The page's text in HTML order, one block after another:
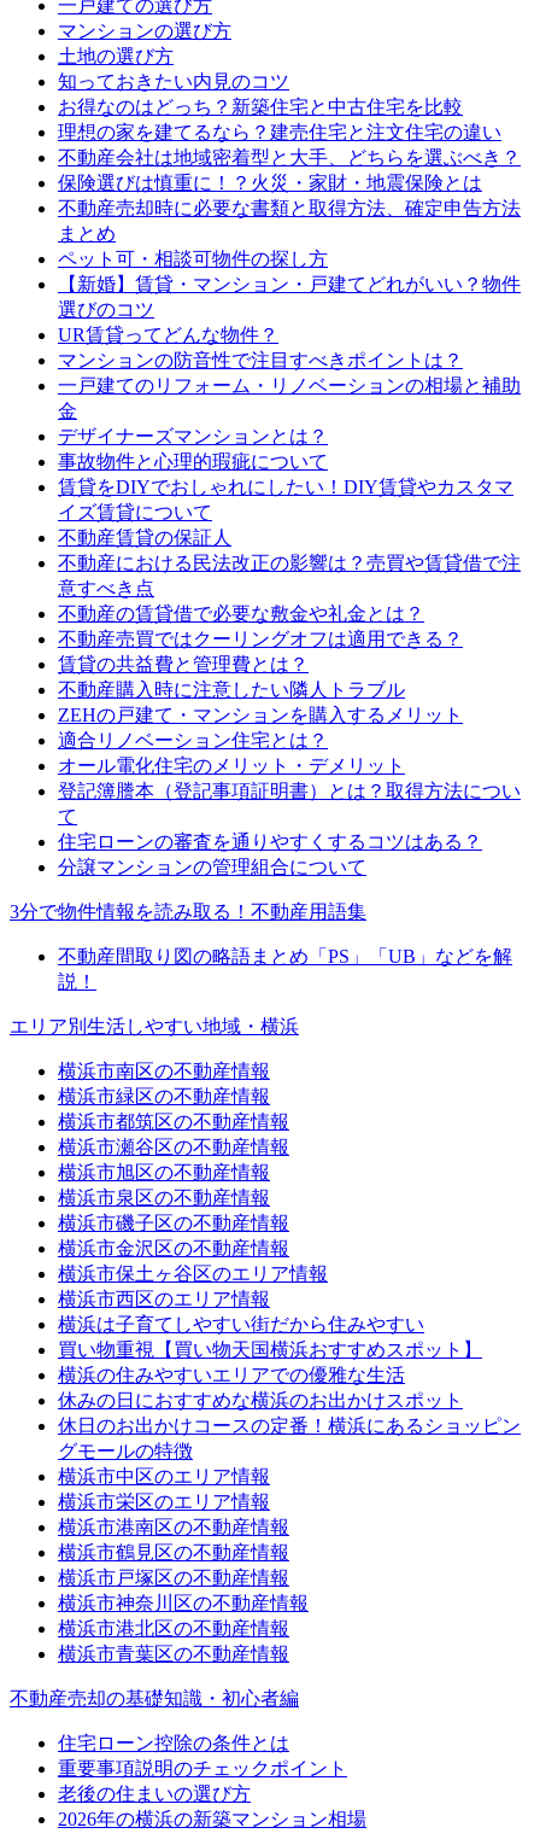
一戸建ての選び方
マンションの選び方
土地の選び方
知っておきたい内見のコツ
お得なのはどっち？新築住宅と中古住宅を比較
理想の家を建てるなら？建売住宅と注文住宅の違い
不動産会社は地域密着型と大手、どちらを選ぶべき？
保険選びは慎重に！？火災・家財・地震保険とは
不動産売却時に必要な書類と取得方法、確定申告方法
まとめ
ペット可・相談可物件の探し方
【新婚】賃貸・マンション・戸建てどれがいい？物件
選びのコツ
UR賃貸ってどんな物件？
マンションの防音性で注目すべきポイントは？
一戸建てのリフォーム・リノベーションの相場と補助
金
デザイナーズマンションとは？
事故物件と心理的瑕疵について
賃貸をDIYでおしゃれにしたい！DIY賃貸やカスタマ
イズ賃貸について
不動産賃貸の保証人
不動産における民法改正の影響は？売買や賃貸借で注
意すべき点
不動産の賃貸借で必要な敷金や礼金とは？
不動産売買ではクーリングオフは適用できる？
賃貸の共益費と管理費とは？
不動産購入時に注意したい隣人トラブル
ZEHの戸建て・マンションを購入するメリット
適合リノベーション住宅とは？
オール電化住宅のメリット・デメリット
登記簿謄本（登記事項証明書）とは？取得方法につい
て
住宅ローンの審査を通りやすくするコツはある？
分譲マンションの管理組合について
3分で物件情報を読み取る！不動産用語集
不動産間取り図の略語まとめ「PS」「UB」などを解
説！
エリア別生活しやすい地域・横浜
横浜市南区の不動産情報
横浜市緑区の不動産情報
横浜市都筑区の不動産情報
横浜市瀬谷区の不動産情報
横浜市旭区の不動産情報
横浜市泉区の不動産情報
横浜市磯子区の不動産情報
横浜市金沢区の不動産情報
横浜市保土ヶ谷区のエリア情報
横浜市西区のエリア情報
横浜は子育てしやすい街だから住みやすい
買い物重視【買い物天国横浜おすすめスポット】
横浜の住みやすいエリアでの優雅な生活
休みの日におすすめな横浜のお出かけスポット
休日のお出かけコースの定番！横浜にあるショッピン
グモールの特徴
横浜市中区のエリア情報
横浜市栄区のエリア情報
横浜市港南区の不動産情報
横浜市鶴見区の不動産情報
横浜市戸塚区の不動産情報
横浜市神奈川区の不動産情報
横浜市港北区の不動産情報
横浜市青葉区の不動産情報
不動産売却の基礎知識・初心者編
住宅ローン控除の条件とは
重要事項説明のチェックポイント
老後の住まいの選び方
2026年の横浜の新築マンション相場